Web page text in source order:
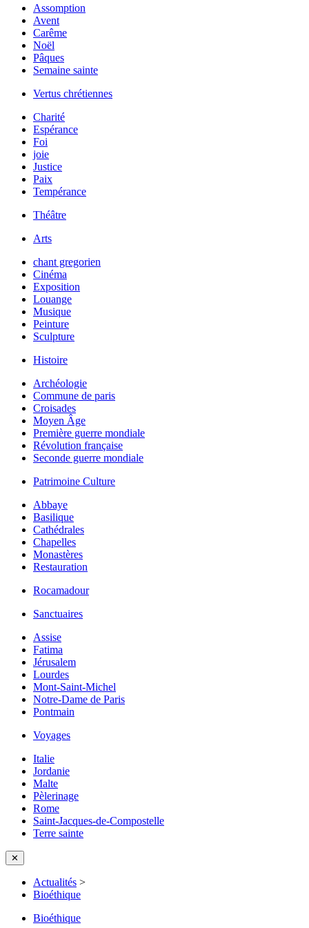
Assomption
Avent
Carême
Noël
Pâques
Semaine sainte
Vertus chrétiennes
Charité
Espérance
Foi
joie
Justice
Paix
Tempérance
Théâtre
Arts
chant gregorien
Cinéma
Exposition
Louange
Musique
Peinture
Sculpture
Histoire
Archéologie
Commune de paris
Croisades
Moyen Âge
Première guerre mondiale
Révolution française
Seconde guerre mondiale
Patrimoine Culture
Abbaye
Basilique
Cathédrales
Chapelles
Monastères
Restauration
Rocamadour
Sanctuaires
Assise
Fatima
Jérusalem
Lourdes
Mont-Saint-Michel
Notre-Dame de Paris
Pontmain
Voyages
Italie
Jordanie
Malte
Pèlerinage
Rome
Saint-Jacques-de-Compostelle
Terre sainte
✕
Actualités >
Bioéthique
Bioéthique